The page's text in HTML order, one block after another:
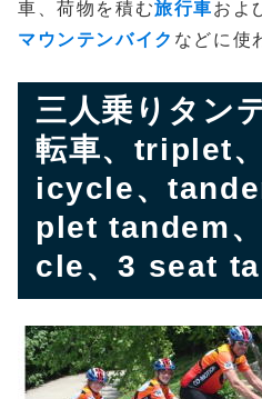
車、荷物を積む旅行車およ
マウンテンバイク などに使
三人乗りタン
転車、triplet
icycle、
plet tandem
cle、3 seat